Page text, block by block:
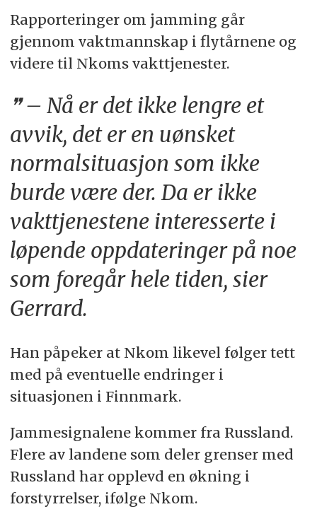
Rapporteringer om jamming går
gjennom vaktmannskap i flytårnene og
videre til Nkoms vakttjenester.
– Nå er det ikke lengre et
avvik, det er en uønsket
normalsituasjon som ikke
burde være der. Da er ikke
vakttjenestene interesserte i
løpende oppdateringer på noe
som foregår hele tiden, sier
Gerrard.
Han påpeker at Nkom likevel følger tett
med på eventuelle endringer i
situasjonen i Finnmark.
Jammesignalene kommer fra Russland.
Flere av landene som deler grenser med
Russland har opplevd en økning i
forstyrrelser, ifølge Nkom.